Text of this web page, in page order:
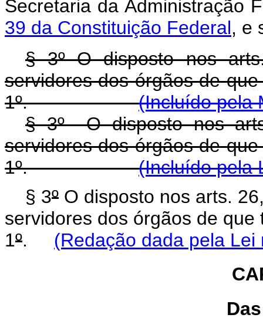
Secretaria da Administração
39 da Constituição Federal, e
§ 3º O disposto nos
servidores dos órgãos de
1º.(Incluído pela
§ 3º O disposto nos
servidores dos órgãos de
1º.(Incluído pela
§ 3º O disposto nos arts.
servidores dos órgãos de
1º. (Redação dada pela